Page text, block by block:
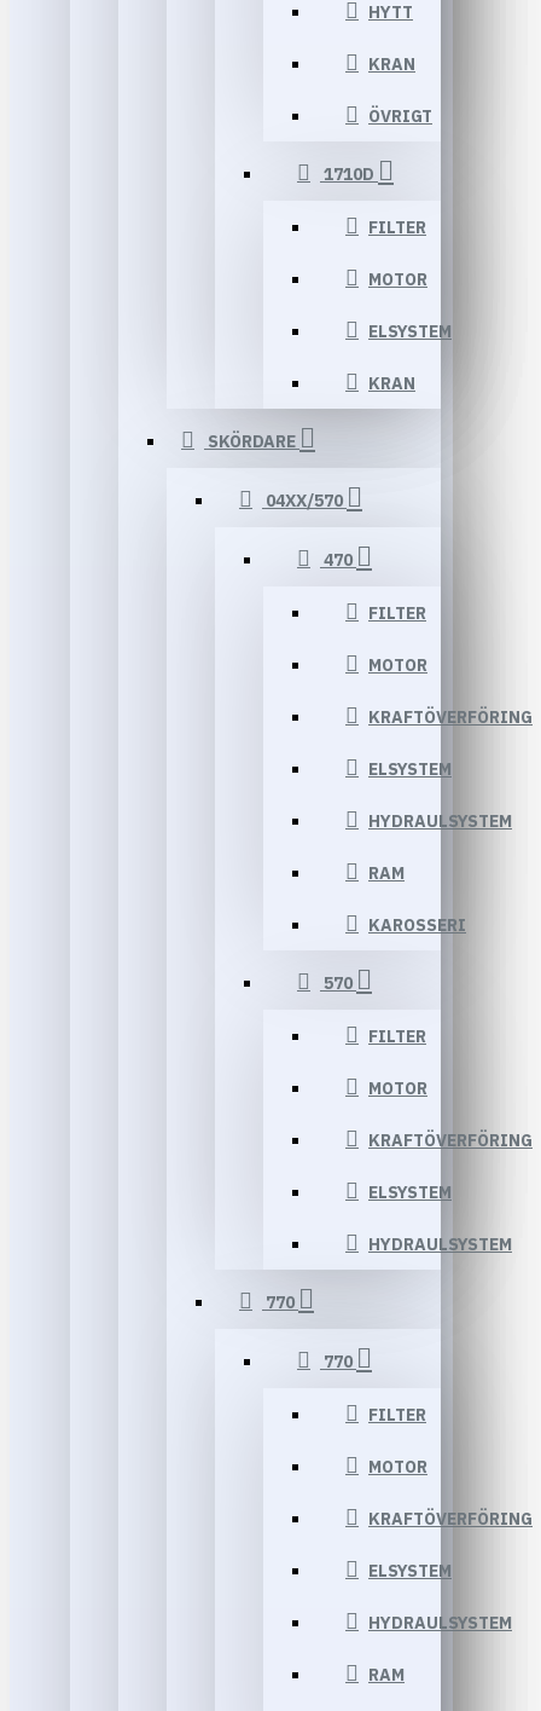
HYTT
KRAN
ÖVRIGT
1710D
FILTER
MOTOR
ELSYSTEM
KRAN
SKÖRDARE
04XX/570
470
FILTER
MOTOR
KRAFTÖVERFÖRING
ELSYSTEM
HYDRAULSYSTEM
RAM
KAROSSERI
570
FILTER
MOTOR
KRAFTÖVERFÖRING
ELSYSTEM
HYDRAULSYSTEM
770
770
FILTER
MOTOR
KRAFTÖVERFÖRING
ELSYSTEM
HYDRAULSYSTEM
RAM